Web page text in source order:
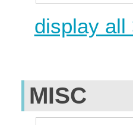
display all
MISC